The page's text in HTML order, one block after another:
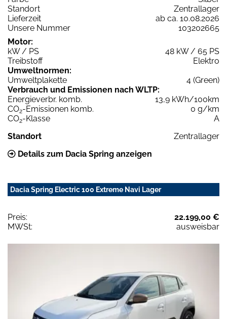
Standort
Zentrallager
Lieferzeit
ab ca. 10.08.2026
Unsere Nummer
103202665
Motor:
kW / PS
48 kW / 65 PS
Treibstoff
Elektro
Umweltnormen:
Umweltplakette
4 (Green)
Verbrauch und Emissionen nach WLTP:
Energieverbr. komb.
13,9 kWh/100km
CO2-Emissionen komb.
0 g/km
CO2-Klasse
A
Standort
Zentrallager
Details zum Dacia Spring anzeigen
Dacia Spring Electric 100 Extreme Navi Lager
Preis:
22.199,00 €
MWSt:
ausweisbar